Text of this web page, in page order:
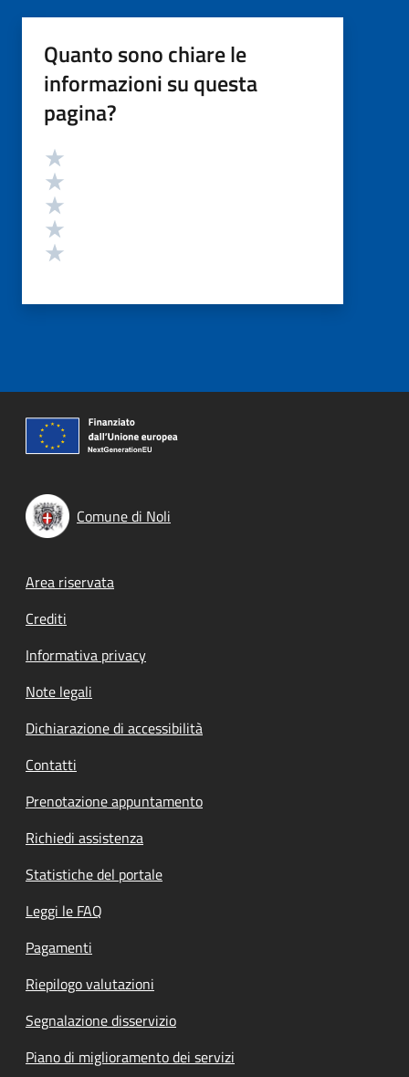
Quanto sono chiare le
informazioni su questa
pagina?
Valutazione
Comune di Noli
Footer menu
Area riservata
Crediti
Informativa privacy
Note legali
Dichiarazione di accessibilità
Contatti
Prenotazione appuntamento
Richiedi assistenza
Statistiche del portale
Leggi le FAQ
Pagamenti
Riepilogo valutazioni
Segnalazione disservizio
Piano di miglioramento dei servizi